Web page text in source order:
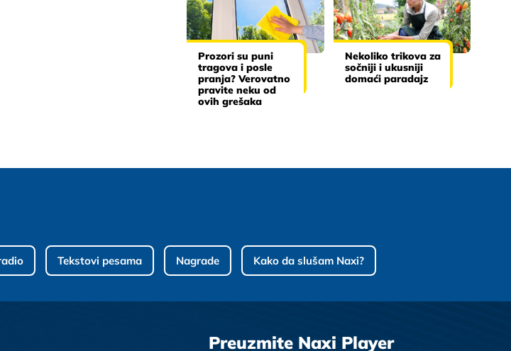
Prozori su puni
tragova i posle
pranja? Verovatno
pravite neku od
ovih grešaka
Nekoliko trikova za
sočniji i ukusniji
domaći paradajz
Tekstovi pesama Nagrade Kako da slušam Naxi?
Preuzmite Naxi Player